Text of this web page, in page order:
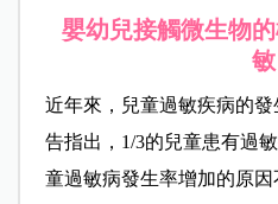
嬰幼兒接觸微生物
近年來，兒童過敏疾病的
告指出，1/3的兒童患有過
童過敏病發生率增加的原